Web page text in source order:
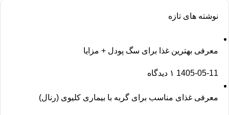
نوشته های تازه
معرفی بهترین غذا برای سگ پودل + مزایا
1405-05-11 ۱ دیدگاه
معرفی غذای مناسب برای گربه با بیماری کلیوی (رنال)